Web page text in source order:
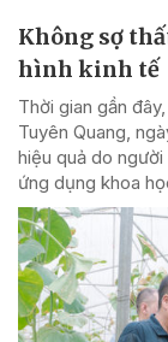
Không sợ
hình kinh tế
Thời gian gần
Tuyên Quang,
hiệu quả do
ứng dụng khoa